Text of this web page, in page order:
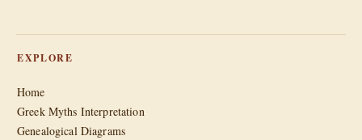
EXPLORE
Home
Greek Myths Interpretation
Genealogical Diagrams